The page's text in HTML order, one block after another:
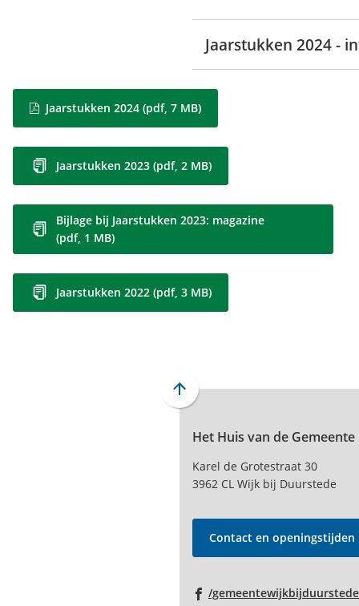
website)
Jaarstukken 2024 -
Jaarstukken 2024(pdf, 7 MB)
Jaarstukken 2023 (pdf, 2 MB)
Bijlage bij Jaarstukken 2023: magazine
(pdf, 1 MB)
Jaarstukken 2022 (pdf, 3 MB)
Scroll
boven
het
van
paginainhoud
Het Huis van de Gemeente
Karel de Grotestraat 30
3962 CL Wijk bij Duurstede
Contact en openingstijden
/gemeentewijkbijduurstede